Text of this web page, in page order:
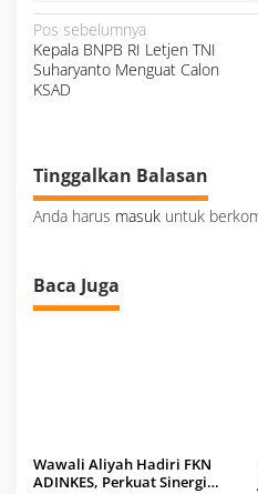
N
a
v
i
g
a
s
Pos sebelumnya
Kepala BNPB RI Letjen TNI
Suharyanto Menguat Calon
KSAD
Tinggalkan Balasan
Anda harus masuk untuk
Baca Juga
Wawali Aliyah Hadiri FKN
ADINKES, Perkuat Sinergi